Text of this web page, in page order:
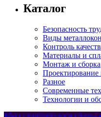
Каталог
Безопасность
Виды
Контроль
Материалы и
Монтаж и сборка
Проектирование
Разное
Современные
Технологии и